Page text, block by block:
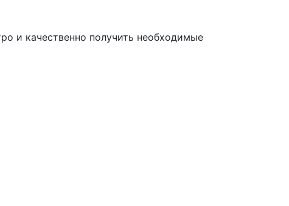
и качественно получить необходимые